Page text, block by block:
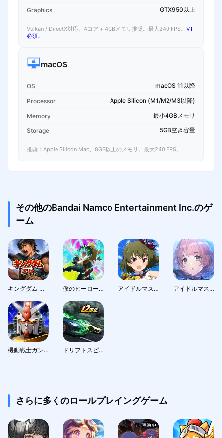
Graphics GTX950以上
Vulkan / DirectX対応。4コア + 4GBメモリ推奨。最大240 FPS。 VT
必須。
macOS
OS macOS 11以降
Processor Apple Silicon (M1/M2/M3以降)
Memory 最小4GBメモリ
Storage 5GB空き容量
推奨：Apple Silicon Mac、8GB以上のメモリ。最大240 FPS。
その他のBandai Namco Entertainment Inc.のゲ
ーム
キングダム 覇道 僕のヒーローアカデミア ULTRA IMPACT アイドルマスター ミリオンライブ！ シアターデイズ アイドルマスターシャイニーカラーズ SongforPrism
機動戦士ガンダム U.C. ENGAGE ドリフトスピリッツ
さらに多くのロールプレイングゲーム